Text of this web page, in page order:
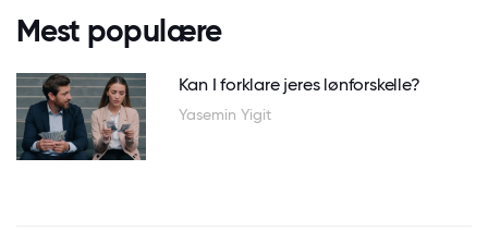
Mest populære
Kan I forklare jeres lønforskelle?
Yasemin Yigit